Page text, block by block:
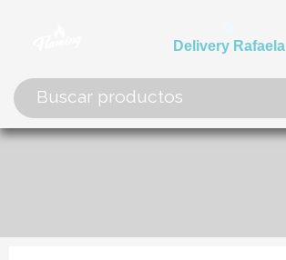
Delivery Rafaela